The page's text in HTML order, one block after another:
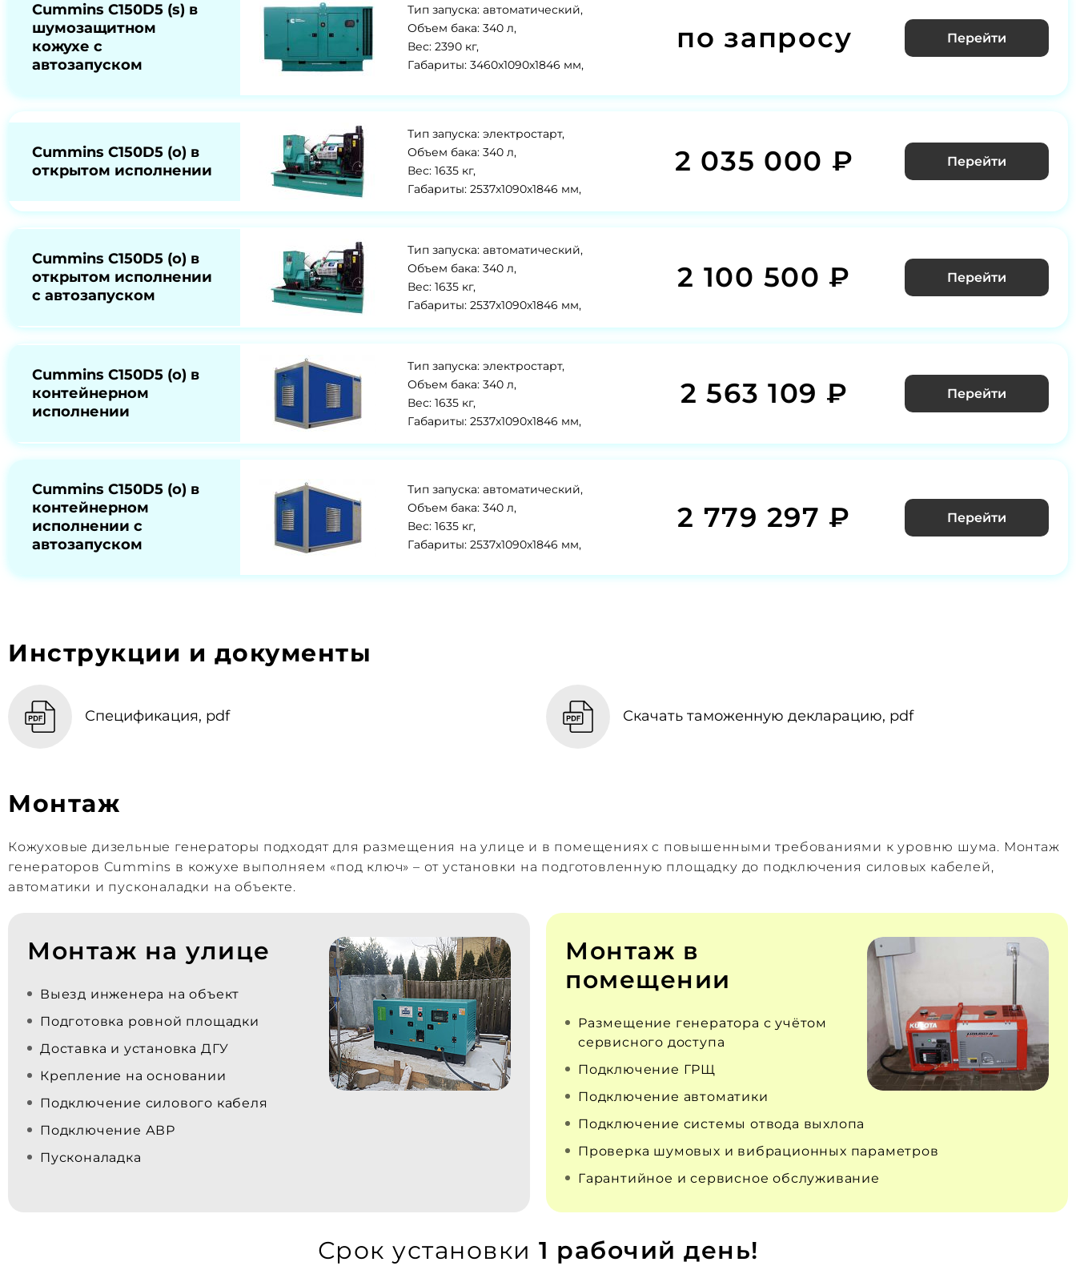
Cummins C150D5 (s) в
шумозащитном
кожухе с
автозапуском
Тип запуска: автоматический,
Объем бака: 340 л,
Вес: 2390 кг,
Габариты: 3460x1090x1846 мм,
по запросу Перейти
Cummins C150D5 (o) в
открытом исполнении
Тип запуска: электростарт,
Объем бака: 340 л,
Вес: 1635 кг,
Габариты: 2537x1090x1846 мм,
2 035 000 ₽ Перейти
Cummins C150D5 (o) в
открытом исполнении
с автозапуском
Тип запуска: автоматический,
Объем бака: 340 л,
Вес: 1635 кг,
Габариты: 2537x1090x1846 мм,
2 100 500 ₽ Перейти
Cummins C150D5 (o) в
контейнерном
исполнении
Тип запуска: электростарт,
Объем бака: 340 л,
Вес: 1635 кг,
Габариты: 2537x1090x1846 мм,
2 563 109 ₽ Перейти
Cummins C150D5 (o) в
контейнерном
исполнении с
автозапуском
Тип запуска: автоматический,
Объем бака: 340 л,
Вес: 1635 кг,
Габариты: 2537x1090x1846 мм,
2 779 297 ₽ Перейти
Инструкции и документы
Спецификация, pdf Скачать таможенную декларацию, pdf
Монтаж
Кожуховые дизельные генераторы подходят для размещения на улице и в помещениях с повышенными требованиями к уровню шума. Монтаж
генераторов Cummins в кожухе выполняем «под ключ» – от установки на подготовленную площадку до подключения силовых кабелей,
автоматики и пусконаладки на объекте.
Монтаж на улице
Выезд инженера на объект
Подготовка ровной площадки
Доставка и установка ДГУ
Крепление на основании
Подключение силового кабеля
Подключение АВР
Пусконаладка
Монтаж в
помещении
Размещение генератора с учётом
сервисного доступа
Подключение ГРЩ
Подключение автоматики
Подключение системы отвода выхлопа
Проверка шумовых и вибрационных параметров
Гарантийное и сервисное обслуживание
Срок установки 1 рабочий день!